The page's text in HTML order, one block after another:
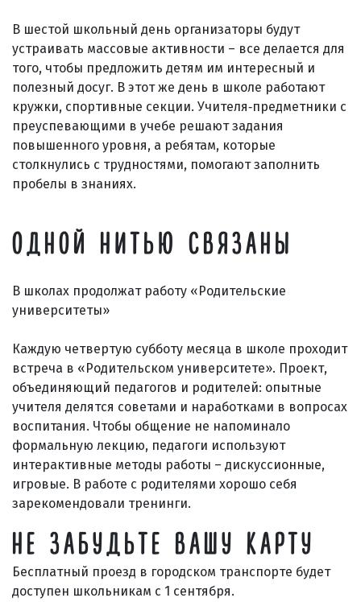
В шестой школьный день организаторы будут
устраивать массовые активности – все делается для
того, чтобы предложить детям им интересный и
полезный досуг. В этот же день в школе работают
кружки, спортивные секции. Учителя‑предметники с
преуспевающими в учебе решают задания
повышенного уровня, а ребятам, которые
столкнулись с трудностями, помогают заполнить
пробелы в знаниях.
ОДНОЙ НИТЬЮ СВЯЗАНЫ
В школах продолжат работу «Родительские
университеты»
Каждую четвертую субботу месяца в школе проходит
встреча в «Родительском университете». Проект,
объединяющий педагогов и родителей: опытные
учителя делятся советами и наработками в вопросах
воспитания. Чтобы общение не напоминало
формальную лекцию, педагоги используют
интерактивные методы работы – дискуссионные,
игровые. В работе с родителями хорошо себя
зарекомендовали тренинги.
НЕ ЗАБУДЬТЕ ВАШУ КАРТУ
Бесплатный проезд в городском транспорте будет
доступен школьникам с 1 сентября.